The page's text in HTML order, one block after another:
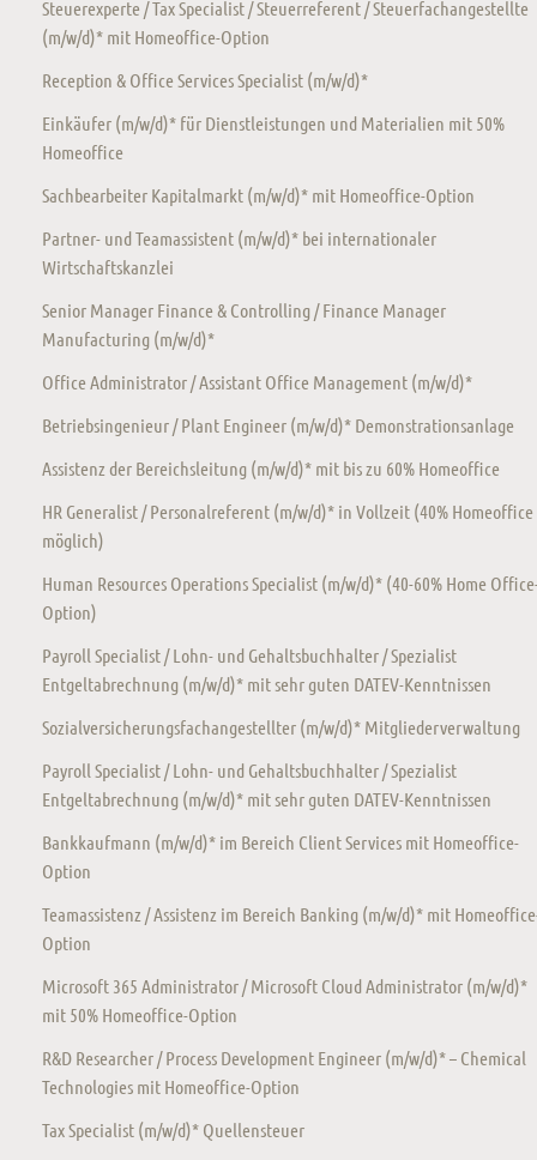
Steuerexperte / Tax Specialist / Steuerreferent / Steuerfachangestellte
(m/w/d)* mit Homeoffice-Option
Reception & Office Services Specialist (m/w/d)*
Einkäufer (m/w/d)* für Dienstleistungen und Materialien mit 50%
Homeoffice
Sachbearbeiter Kapitalmarkt (m/w/d)* mit Homeoffice-Option
Partner- und Teamassistent (m/w/d)* bei internationaler
Wirtschaftskanzlei
Senior Manager Finance & Controlling / Finance Manager
Manufacturing (m/w/d)*
Office Administrator / Assistant Office Management (m/w/d)*
Betriebsingenieur / Plant Engineer (m/w/d)* Demonstrationsanlage
Assistenz der Bereichsleitung (m/w/d)* mit bis zu 60% Homeoffice
HR Generalist / Personalreferent (m/w/d)* in Vollzeit (40% Homeoffice
möglich)
Human Resources Operations Specialist (m/w/d)* (40-60% Home
Option)
Payroll Specialist / Lohn- und Gehaltsbuchhalter / Spezialist
Entgeltabrechnung (m/w/d)* mit sehr guten DATEV-Kenntnissen
Sozialversicherungsfachangestellter (m/w/d)* Mitgliederverwaltung
Payroll Specialist / Lohn- und Gehaltsbuchhalter / Spezialist
Entgeltabrechnung (m/w/d)* mit sehr guten DATEV-Kenntnissen
Bankkaufmann (m/w/d)* im Bereich Client Services mit Homeoffice-
Option
Teamassistenz / Assistenz im Bereich Banking (m/w/d)* mit
Option
Microsoft 365 Administrator / Microsoft Cloud Administrator (m/w/d)*
mit 50% Homeoffice-Option
R&D Researcher / Process Development Engineer (m/w/d)* – Chemical
Technologies mit Homeoffice-Option
Tax Specialist (m/w/d)* Quellensteuer